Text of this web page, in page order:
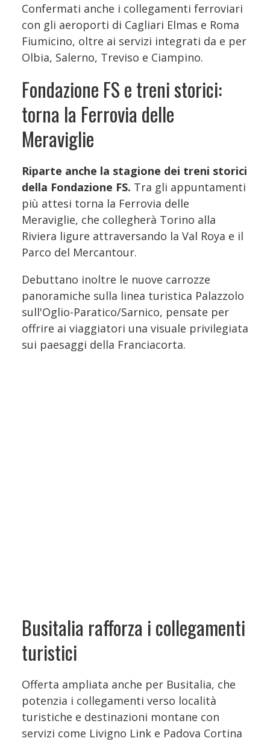
Confermati anche i collegamenti ferroviari
con gli aeroporti di Cagliari Elmas e Roma
Fiumicino, oltre ai servizi integrati da e per
Olbia, Salerno, Treviso e Ciampino.
Fondazione FS e treni storici:
torna la Ferrovia delle
Meraviglie
Riparte anche la stagione dei treni storici
della Fondazione FS. Tra gli appuntamenti
più attesi torna la Ferrovia delle
Meraviglie, che collegherà Torino alla
Riviera ligure attraversando la Val Roya e il
Parco del Mercantour.
Debuttano inoltre le nuove carrozze
panoramiche sulla linea turistica Palazzolo
sull'Oglio-Paratico/Sarnico, pensate per
offrire ai viaggiatori una visuale privilegiata
sui paesaggi della Franciacorta.
Busitalia rafforza i collegamenti
turistici
Offerta ampliata anche per Busitalia, che
potenzia i collegamenti verso località
turistiche e destinazioni montane con
servizi come Livigno Link e Padova Cortina